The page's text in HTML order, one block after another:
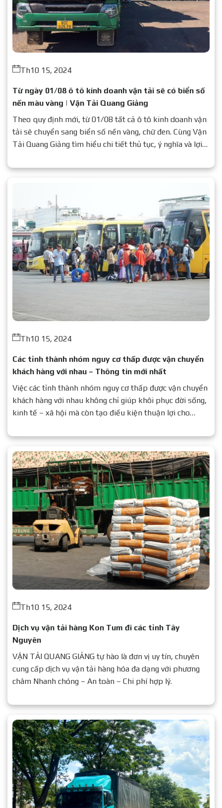
Th10 15, 2024
Từ ngày 01/08 ô tô kinh doanh vận tải sẽ có biển số
nền màu vàng | Vận Tải Quang Giảng
Theo quy định mới, từ 01/08 tất cả ô tô kinh doanh vận
tải sẽ chuyển sang biển số nền vàng, chữ đen. Cùng Vận
Tải Quang Giảng tìm hiểu chi tiết thủ tục, ý nghĩa và lợi
Th10 15, 2024
Các tỉnh thành nhóm nguy cơ thấp được vận chuyển
khách hàng với nhau – Thông tin mới nhất
Việc các tỉnh thành nhóm nguy cơ thấp được vận chuyển
khách hàng với nhau không chỉ giúp khôi phục đời sống,
kinh tế – xã hội mà còn tạo điều kiện thuận lợi cho
Th10 15, 2024
Dịch vụ vận tải hàng Kon Tum đi các tỉnh Tây
Nguyên
VẬN TẢI QUANG GIẢNG tự hào là đơn vị uy tín, chuyên
cung cấp dịch vụ vận tải hàng hóa đa dạng với phương
châm Nhanh chóng – An toàn – Chi phí hợp lý.